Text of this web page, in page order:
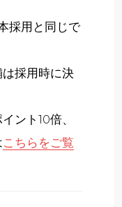
採用と同じで
採用時に決
ント10倍、
こちらをご覧